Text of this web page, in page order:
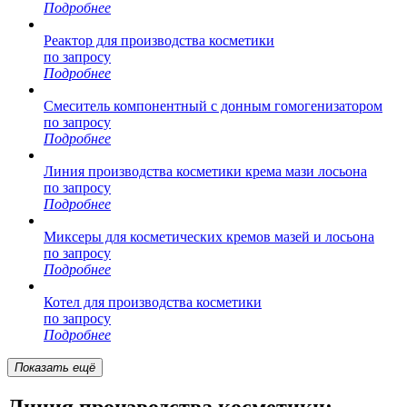
Подробнее
Реактор для производства косметики
по запросу
Подробнее
Смеситель компонентный с донным гомогенизатором
по запросу
Подробнее
Линия производства косметики крема мази лосьона
по запросу
Подробнее
Миксеры для косметических кремов мазей и лосьона
по запросу
Подробнее
Котел для производства косметики
по запросу
Подробнее
Показать ещё